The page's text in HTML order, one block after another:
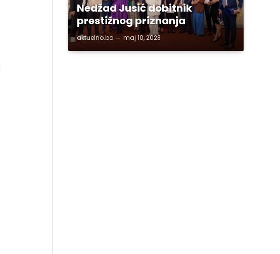
Nedžad Jusić dobitnik
prestižnog priznanja
aktuelno.ba maj 10, 2023